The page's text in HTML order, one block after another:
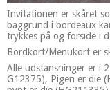
Invitationen er skåret
baggrund i bordeaux
trykkes på og forside i
Bordkort/Menukort er
Alle udstansninger er i
G12375), Pigen er die